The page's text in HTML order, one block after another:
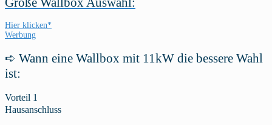
Hier klicken*
Werbung
➪ Wann eine Wallbox mit 11kW die bessere Wahl
ist:
Vorteil 1
Hausanschluss